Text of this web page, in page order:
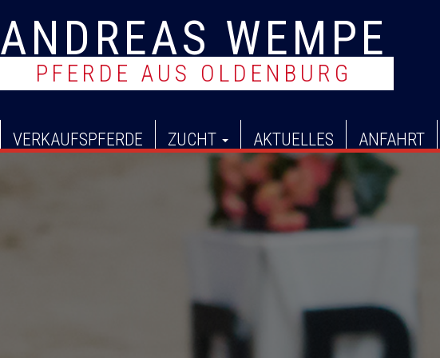
ANDREAS WEMPE
PFERDE AUS OLDENBURG
S
k
o
VERKAUFSPFERDE ZUCHT AKTUELLES ANFAHRT